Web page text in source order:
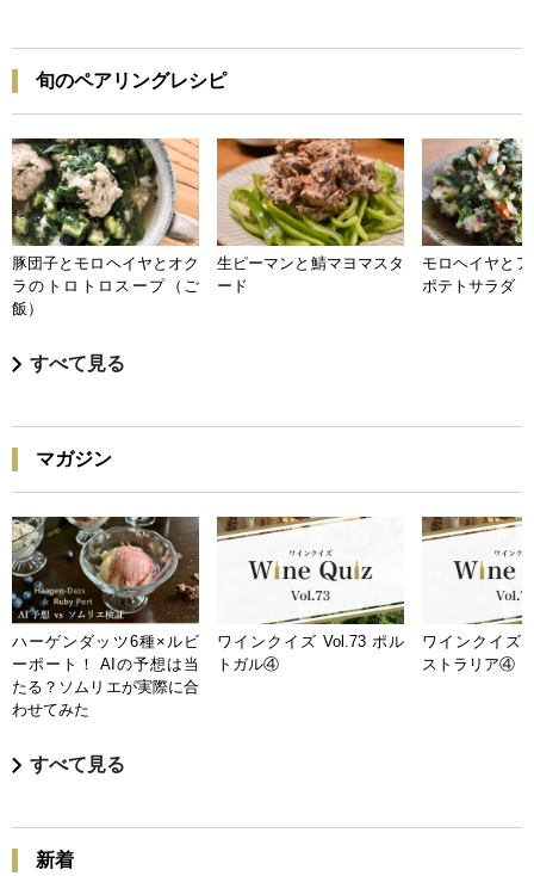
旬のペアリングレシピ
豚団子とモロヘイヤとオク
ラのトロトロスープ（ご
飯）
生ピーマンと鯖マヨマスタ
ード
モロヘイヤと
ポテトサラダ
すべて見る
マガジン
ハーゲンダッツ6種×ルビ
ーポート！ AIの予想は当
たる？ソムリエが実際に合
わせてみた
ワインクイズ Vol.73 ポル
トガル④
ワインクイズ
ストラリア④
すべて見る
新着